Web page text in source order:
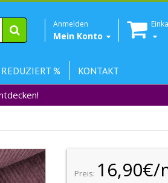
Anmelden
Mein Konto
%
KONTAKT
Preis: 16,90€/